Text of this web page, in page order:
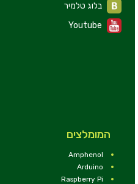
Youtube
המומלצים
Amphenol
Arduino
Raspberry Pi